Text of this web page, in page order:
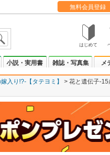
無料会員登録
はじめて
小説・実用書 雑誌・写真集 メ
入り!?-【タテヨミ】
花と遺伝子-15